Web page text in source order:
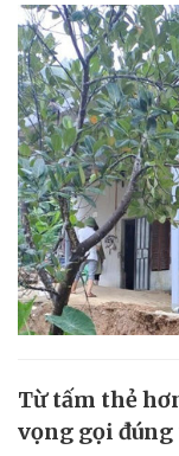
Từ tấm thẻ
vọng gọi